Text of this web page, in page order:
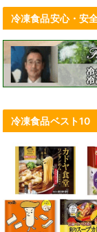
冷凍食品安心・安
冷凍食品ベスト10